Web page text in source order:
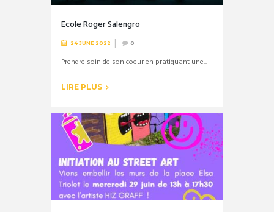
Ecole Roger Salengro
24 JUNE 2022 0
Prendre soin de son coeur en pratiquant une...
LIRE PLUS